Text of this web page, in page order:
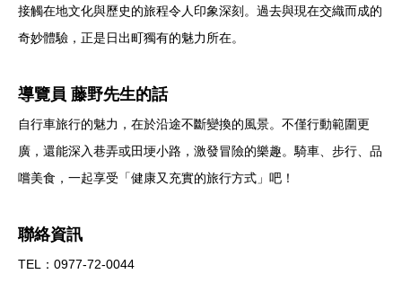
接觸在地文化與歷史的旅程令人印象深刻。過去與現在交織而成的
奇妙體驗，正是日出町獨有的魅力所在。
導覽員 藤野先生的話
自行車旅行的魅力，在於沿途不斷變換的風景。不僅行動範圍更
廣，還能深入巷弄或田埂小路，激發冒險的樂趣。騎車、步行、品
嚐美食，一起享受「健康又充實的旅行方式」吧！
聯絡資訊
TEL：0977-72-0044